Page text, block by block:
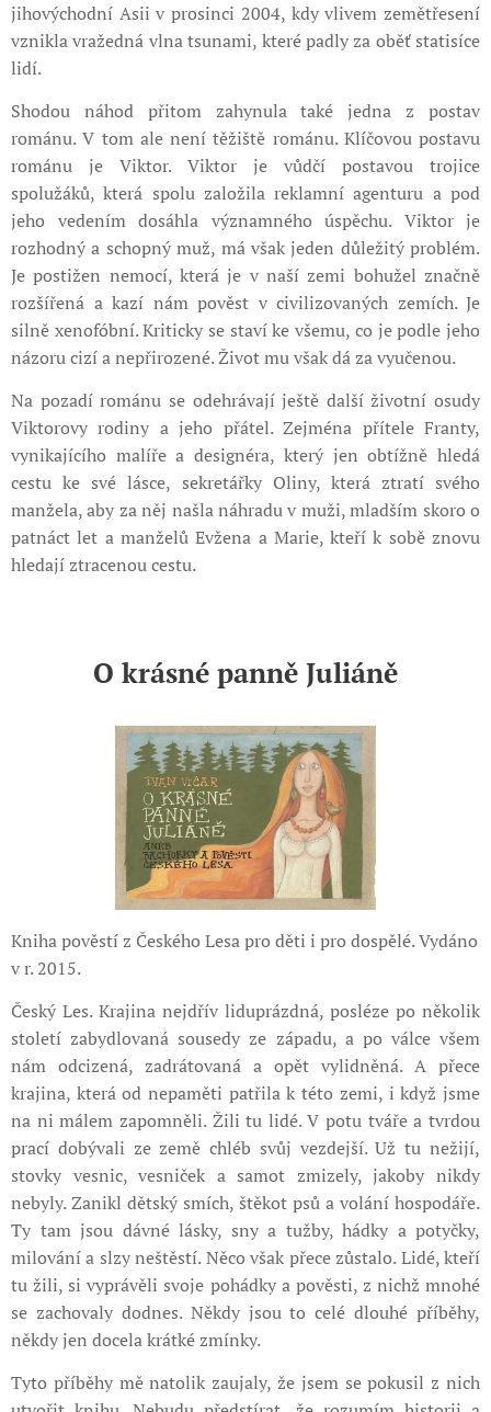
jihovýchodní Asii v prosinci 2004, kdy vlivem zemětřesení
vznikla vražedná vlna tsunami, které padly za oběť statisíce
lidí.
Shodou náhod přitom zahynula také jedna z postav
románu. V tom ale není těžiště románu. Klíčovou postavu
románu je Viktor. Viktor je vůdčí postavou trojice
spolužáků, která spolu založila reklamní agenturu a pod
jeho vedením dosáhla významného úspěchu. Viktor je
rozhodný a schopný muž, má však jeden důležitý problém.
Je postižen nemocí, která je v naší zemi bohužel značně
rozšířená a kazí nám pověst v civilizovaných zemích. Je
silně xenofóbní. Kriticky se staví ke všemu, co je podle jeho
názoru cizí a nepřirozené. Život mu však dá za vyučenou.
Na pozadí románu se odehrávají ještě další životní osudy
Viktorovy rodiny a jeho přátel. Zejména přítele Franty,
vynikajícího malíře a designéra, který jen obtížně hledá
cestu ke své lásce, sekretářky Oliny, která ztratí svého
manžela, aby za něj našla náhradu v muži, mladším skoro o
patnáct let a manželů Evžena a Marie, kteří k sobě znovu
hledají ztracenou cestu.
O krásné panně Juliáně
Kniha pověstí z Českého Lesa pro děti i pro dospělé. Vydáno
v r. 2015.
Český Les. Krajina nejdřív liduprázdná, posléze po několik
století zabydlovaná sousedy ze západu, a po válce všem
nám odcizená, zadrátovaná a opět vylidněná. A přece
krajina, která od nepaměti patřila k této zemi, i když jsme
na ni málem zapomněli. Žili tu lidé. V potu tváře a tvrdou
prací dobývali ze země chléb svůj vezdejší. Už tu nežijí,
stovky vesnic, vesniček a samot zmizely, jakoby nikdy
nebyly. Zanikl dětský smích, štěkot psů a volání hospodáře.
Ty tam jsou dávné lásky, sny a tužby, hádky a potyčky,
milování a slzy neštěstí. Něco však přece zůstalo. Lidé, kteří
tu žili, si vyprávěli svoje pohádky a pověsti, z nichž mnohé
se zachovaly dodnes. Někdy jsou to celé dlouhé příběhy,
někdy jen docela krátké zmínky.
Tyto příběhy mě natolik zaujaly, že jsem se pokusil z nich